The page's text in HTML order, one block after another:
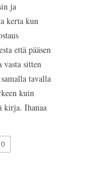
ja
kerta kun
että pääsen
vasta sitten
tavalla
kuin
kirja. Ihanaa
0